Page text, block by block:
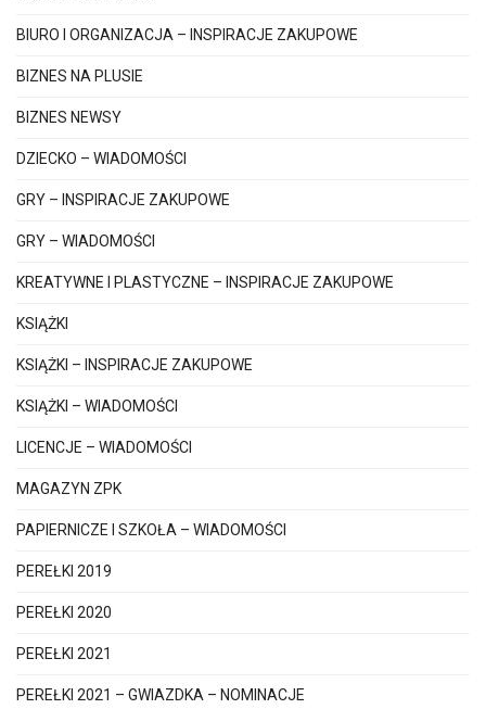
BIURO I ORGANIZACJA – INSPIRACJE ZAKUPOWE
BIZNES NA PLUSIE
BIZNES NEWSY
DZIECKO – WIADOMOŚCI
GRY – INSPIRACJE ZAKUPOWE
GRY – WIADOMOŚCI
KREATYWNE I PLASTYCZNE – INSPIRACJE ZAKUPOWE
KSIĄŻKI
KSIĄŻKI – INSPIRACJE ZAKUPOWE
KSIĄŻKI – WIADOMOŚCI
LICENCJE – WIADOMOŚCI
MAGAZYN ZPK
PAPIERNICZE I SZKOŁA – WIADOMOŚCI
PEREŁKI 2019
PEREŁKI 2020
PEREŁKI 2021
PEREŁKI 2021 – GWIAZDKA – NOMINACJE